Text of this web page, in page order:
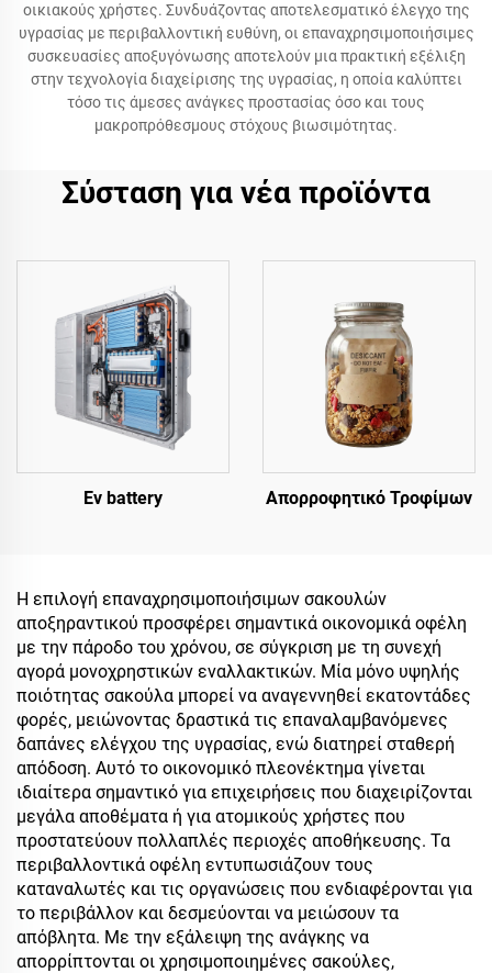
οικιακούς χρήστες. Συνδυάζοντας αποτελεσματικό έλεγχο της
υγρασίας με περιβαλλοντική ευθύνη, οι επαναχρησιμοποιήσιμες
συσκευασίες αποξυγόνωσης αποτελούν μια πρακτική εξέλιξη
στην τεχνολογία διαχείρισης της υγρασίας, η οποία καλύπτει
τόσο τις άμεσες ανάγκες προστασίας όσο και τους
μακροπρόθεσμους στόχους βιωσιμότητας.
Σύσταση για νέα προϊόντα
Ev battery Απορροφητικό Τροφίμων
Η επιλογή επαναχρησιμοποιήσιμων σακουλών
αποξηραντικού προσφέρει σημαντικά οικονομικά οφέλη
με την πάροδο του χρόνου, σε σύγκριση με τη συνεχή
αγορά μονοχρηστικών εναλλακτικών. Μία μόνο υψηλής
ποιότητας σακούλα μπορεί να αναγεννηθεί εκατοντάδες
φορές, μειώνοντας δραστικά τις επαναλαμβανόμενες
δαπάνες ελέγχου της υγρασίας, ενώ διατηρεί σταθερή
απόδοση. Αυτό το οικονομικό πλεονέκτημα γίνεται
ιδιαίτερα σημαντικό για επιχειρήσεις που διαχειρίζονται
μεγάλα αποθέματα ή για ατομικούς χρήστες που
προστατεύουν πολλαπλές περιοχές αποθήκευσης. Τα
περιβαλλοντικά οφέλη εντυπωσιάζουν τους
καταναλωτές και τις οργανώσεις που ενδιαφέρονται για
το περιβάλλον και δεσμεύονται να μειώσουν τα
απόβλητα. Με την εξάλειψη της ανάγκης να
απορρίπτονται οι χρησιμοποιημένες σακούλες,